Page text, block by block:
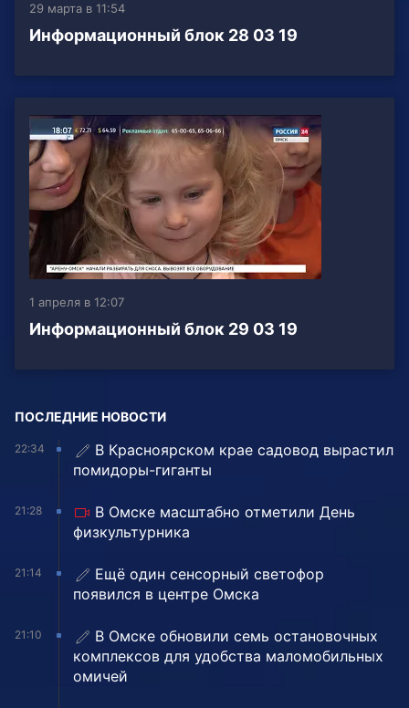
29 марта в 11:54
Информационный блок 28 03 19
1 апреля в 12:07
Информационный блок 29 03 19
ПОСЛЕДНИЕ НОВОСТИ
22:34
В Красноярском крае садовод вырастил
помидоры-гиганты
21:28
В Омске масштабно отметили День
физкультурника
21:14
Ещё один сенсорный светофор
появился в центре Омска
21:10
В Омске обновили семь остановочных
комплексов для удобства маломобильных
омичей